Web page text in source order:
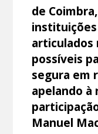
de
articulados
possíveis
segura em
apelando à
Manuel